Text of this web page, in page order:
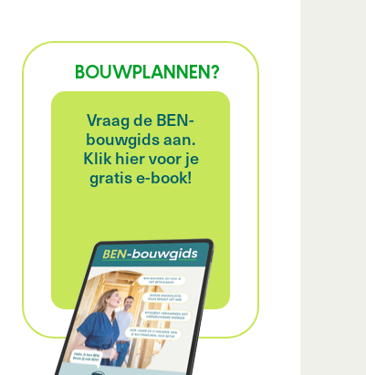
BOUWPLANNEN?
Vraag de BEN-
bouwgids aan.
Klik hier voor je
gratis e-book!